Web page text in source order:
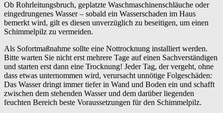
Ob Rohrleitungsbruch, geplatzte Waschmaschinenschläuche oder
eingedrungenes Wasser – sobald ein Wasserschaden im Haus
bemerkt wird, gilt es diesen unverzüglich zu beseitigen, um einen
Schimmelpilz zu vermeiden.
Als Sofortmaßnahme sollte eine Nottrocknung installiert werden.
Bitte warten Sie nicht erst mehrere Tage auf einen Sachverständigen
und starten erst dann eine Trocknung! Jeder Tag, der vergeht, ohne
dass etwas unternommen wird, verursacht unnötige Folgeschäden:
Das Wasser dringt immer tiefer in Wand und Boden ein und schafft
zwischen dem stehenden Wasser und dem darüber liegenden
feuchten Bereich beste Voraussetzungen für den Schimmelpilz.